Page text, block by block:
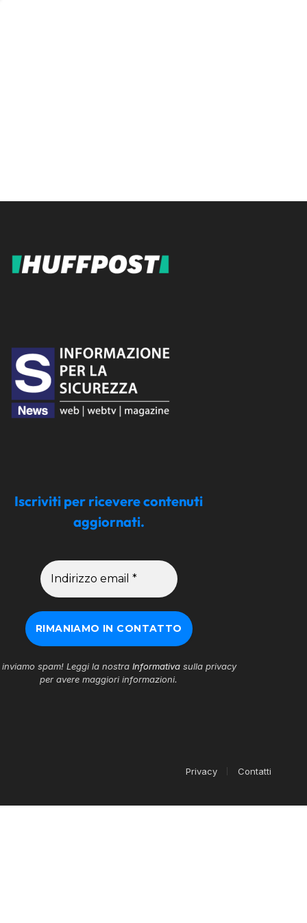
Iscriviti per ricevere contenuti
aggiornati.
spam! Leggi la nostra Informativasulla privacy
per avere maggiori informazioni.
Privacy Contatti